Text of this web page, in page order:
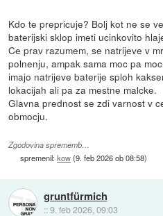
Kdo te prepricuje? Bolj kot ne se
baterijski sklop imeti ucinkovito
Ce prav razumem, se natrijeve v
polnenju, ampak sama moc pa
imajo natrijeve baterije sploh
lokacijah ali pa za mestne malcke.
Glavna prednost se zdi varnost v
obmocju.
Zgodovina sprememb…
spremenil:kow(9. feb 2026 ob 08:58)
gruntfürmich
::9. feb 2026, 09:03